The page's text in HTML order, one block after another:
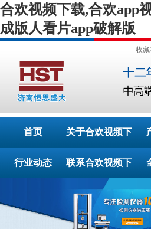
合欢视频下载,合欢app
成版人看片app破解版
收
首页 关于合欢视频下
载
行业动态 联系合欢视频下
载